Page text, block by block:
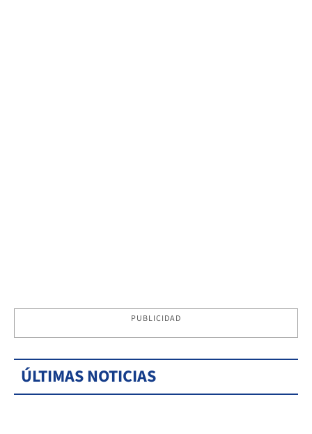
PUBLICIDAD
ÚLTIMAS NOTICIAS